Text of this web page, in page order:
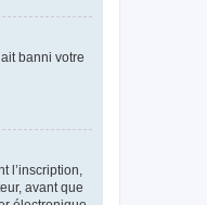
banni votre
l’inscription,
avant que